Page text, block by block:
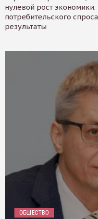
нулевой рост
потребительского
результаты
ОБЩЕСТВО